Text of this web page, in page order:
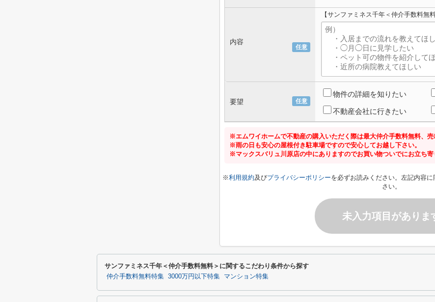
任意
内容
【サンファミネス千年＜仲介手数料無
任意
要望
物件の詳細を知りたい
不動産会社に行きたい
※エムワイホームで不動産の購入いただく際は最大仲介手数料無料、売
※雨の日も安心の屋根付き駐車場ですので安心してお越し下さい。
※マックスバリュ川原店の中にありますのでお買い物ついでにお立ち
※利用規約及びプライバシーポリシーを必ずお読みください。左記内容
さい。
未入力項目がありま
サンファミネス千年＜仲介手数料無料＞に関するこだわり条件から探す
仲介手数料無料特集 3000万円以下特集 マンション特集